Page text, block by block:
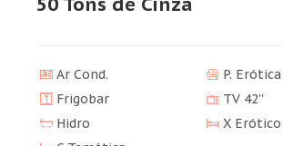
Ar Cond.
P. Erótica
Frigobar
TV 42''
Hidro
X Erótico